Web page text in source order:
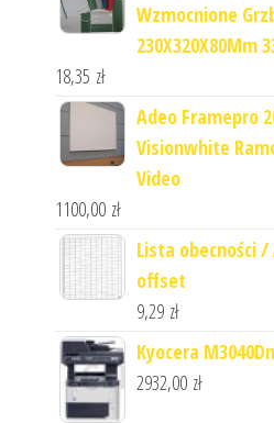
Wzmocnione
230X320X80Mm
18,35 zł
Adeo Framepro
Visionwhite
Video
1100,00 zł
Lista obecności /
offset
9,29 zł
Kyocera M3040Dn
2932,00 zł